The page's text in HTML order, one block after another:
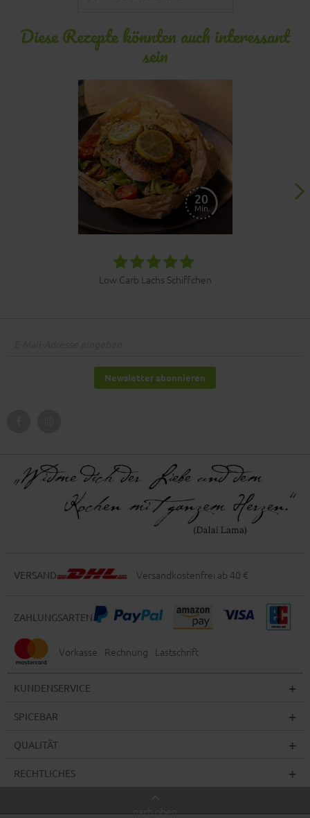
Diese Rezepte könnten auch interessant
sein
Low Carb Lachs Schiffchen
Newsletter abonnieren
VERSAND Versandkostenfrei ab 40 €
ZAHLUNGSARTEN
Vorkasse Rechnung Lastschrift
KUNDENSERVICE
SPICEBAR
QUALITÄT
RECHTLICHES
nach oben